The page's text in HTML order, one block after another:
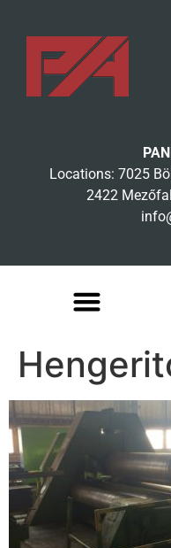
Locations: 7025
2422